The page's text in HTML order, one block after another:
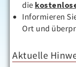
die
Informieren
Ort und
Aktuelle